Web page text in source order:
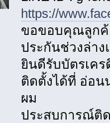
https://
ขอขอบคุณลูกค้
ประกันช่วงล่า
ยินดีรับบัตรเค
ติดตั้งได้ที่ อ่อน
ผม
ประสบการณ์ติ